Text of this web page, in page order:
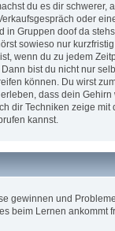
du es dir schwerer,
oder
in Gruppen doof da
sowieso nur
wenn du zu jedem
bist du nicht nur
können. Du wirst
dass dein
dir Techniken zeige
kannst.
gewinnen und
beim Lernen ankommt